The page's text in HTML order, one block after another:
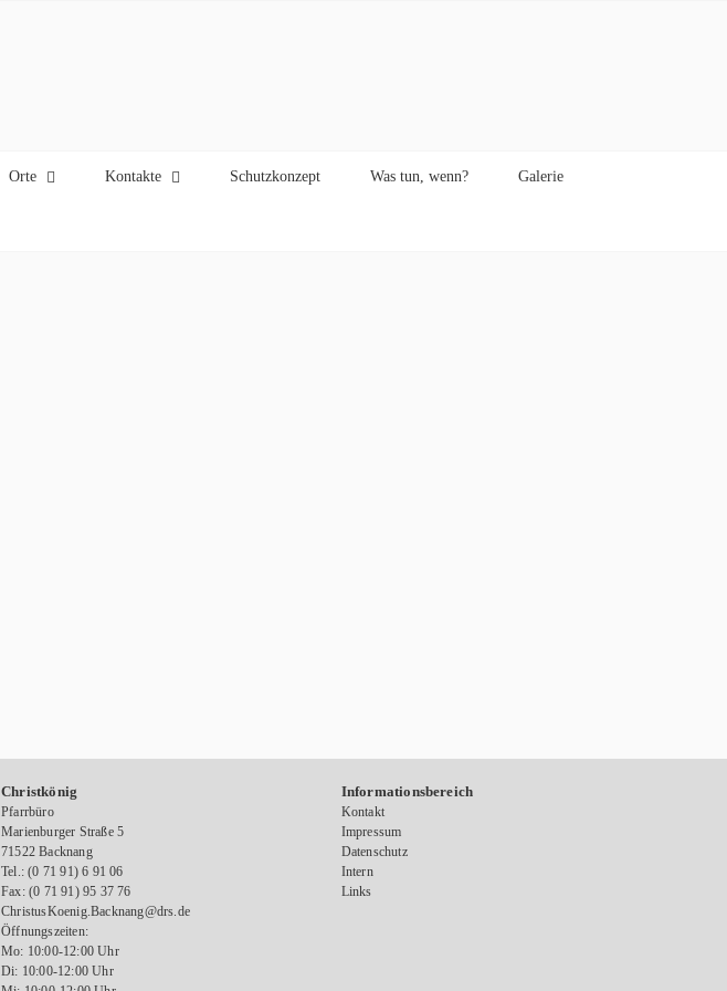
Orte Kontakte Schutzkonzept Was tun, wenn? Galerie
Christkönig
Pfarrbüro
Marienburger Straße 5
71522 Backnang
Tel.: (0 71 91) 6 91 06
Fax: (0 71 91) 95 37 76
ChristusKoenig.Backnang@drs.de
Öffnungszeiten:
Mo: 10:00-12:00 Uhr
Di: 10:00-12:00 Uhr
Informationsbereich
Kontakt
Impressum
Datenschutz
Intern
Links